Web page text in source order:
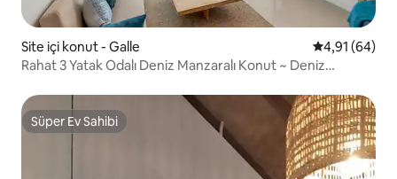
Site içi konut - Galle 5 üzerinden
4,91 (64)
Rahat 3 Yatak Odalı Deniz Manzaralı Konut ~ Deniz
Süper Ev Sahibi
Süper Ev Sahibi